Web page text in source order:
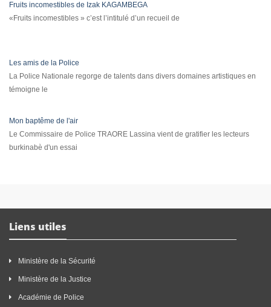
Fruits incomestibles de Izak KAGAMBEGA
«Fruits incomestibles » c’est l’intitulé d’un recueil de
Les amis de la Police
La Police Nationale regorge de talents dans divers domaines artistiques en
témoigne le
Mon baptême de l'air
Le Commissaire de Police TRAORE Lassina vient de gratifier les lecteurs
burkinabè d'un essai
Liens utiles
Ministère de la Sécurité
Ministère de la Justice
Académie de Police